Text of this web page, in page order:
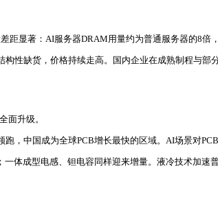
显著：AI服务器DRAM用量约为普通服务器的8倍
性缺货，价格持续走高。国内企业在成熟制程与
面升级。
，中国成为全球PCB增长最快的区域。AI场景对
体成型电感、钽电容同样迎来增量。液冷技术加速